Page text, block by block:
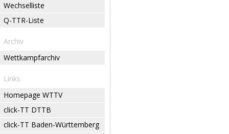
Wechselliste
Q-TTR-Liste
Archiv
Wettkampfarchiv
Links
Homepage WTTV
click-TT DTTB
click-TT Baden-Württemberg